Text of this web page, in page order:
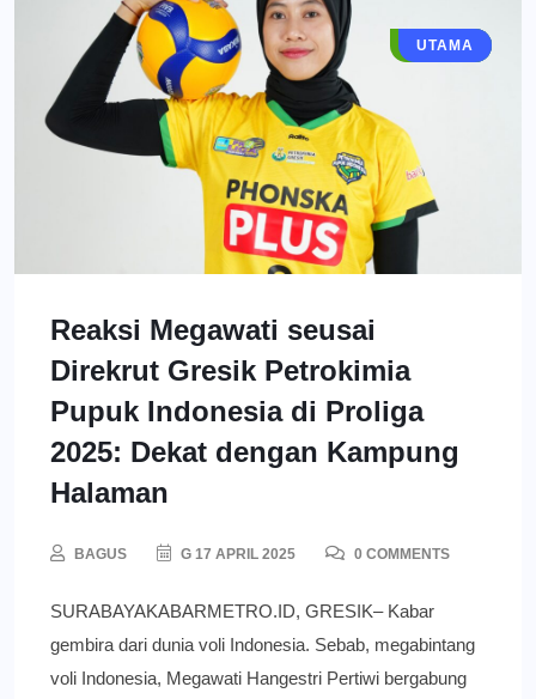
BERITA
GRESIK
SPORTS
UTAMA
Reaksi Megawati seusai
Direkrut Gresik Petrokimia
Pupuk Indonesia di Proliga
2025: Dekat dengan Kampung
Halaman
BAGUS G 17 APRIL 2025 0 COMMENTS
SURABAYAKABARMETRO.ID, GRESIK– Kabar
gembira dari dunia voli Indonesia. Sebab, megabintang
voli Indonesia, Megawati Hangestri Pertiwi bergabung